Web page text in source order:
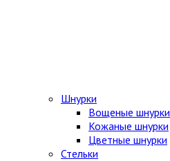
Шнурки
Вощеные шнурки
Кожаные шнурки
Цветные шнурки
Стельки